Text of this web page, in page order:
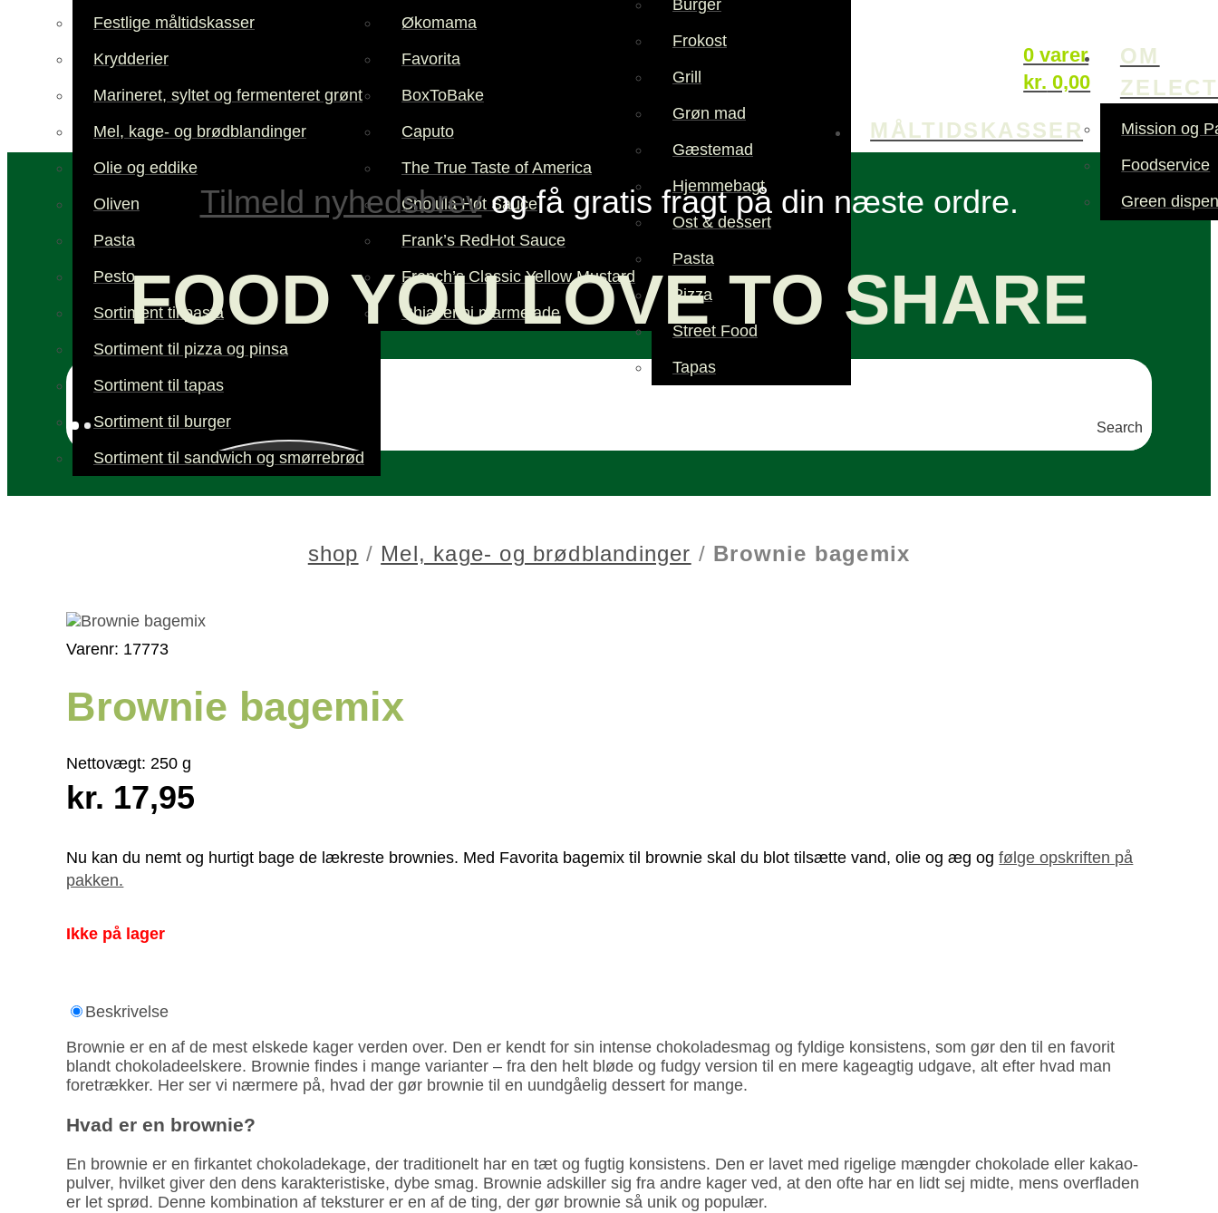
0 varer
kr. 0,00
Festlige måltidskasser
Krydderier
Marineret, syltet og fermenteret grønt
Mel, kage- og brødblandinger
Olie og eddike
Oliven
Pasta
Pesto
Sortiment til pasta
Sortiment til pizza og pinsa
Sortiment til tapas
Sortiment til burger
Sortiment til sandwich og smørrebrød
Økomama
Favorita
BoxToBake
Caputo
The True Taste of America
Cholula Hot Sauce
Frank’s RedHot Sauce
French’s Classic Yellow Mustard
Chiaverini marmelade
Burger
Frokost
Grill
Grøn mad
Gæstemad
Hjemmebagt
Ost & dessert
Pasta
Pizza
Street Food
Tapas
MÅLTIDSKASSER
OM
Mission og
Foodservice
Green
Tilmeld nyhedsbrevog få gratis fragt på din næste ordre.
FOOD YOU LOVE TO SHARE
Search
shop / Mel, kage- og brødblandinger / Brownie bagemix
Varenr: 17773
Brownie bagemix
Nettovægt:250 g
kr. 17,95
Nu kan du nemt og hurtigt bage de lækreste brownies. Med Favorita bagemix til brownie skal du blot tilsætte vand, olie og æg ogfølge opskriften på
pakken.
Ikke på lager
Beskrivelse
Brownie er en af de mest elskede kager verden over. Den er kendt for sin intense chokolade­smag og fyldige konsistens, som gør den til en favorit
blandt chokolade­elskere. Brownie findes i mange varianter – fra den helt bløde og fudgy version til en mere kage­agtig udgave, alt efter hvad man
foretrækker. Her ser vi nærmere på, hvad der gør brownie til en uundgåelig dessert for mange.
Hvad er en brownie?
En brownie er en firkantet chokolade­kage, der traditi­onelt har en tæt og fugtig konsistens. Den er lavet med rigelige mængder chokolade eller kakao­
pulver, hvilket giver den dens karakteris­tiske, dybe smag. Brownie adskiller sig fra andre kager ved, at den ofte har en lidt sej midte, mens overfladen
er let sprød. Denne kombination af teksturer er en af de ting, der gør brownie så unik og populær.